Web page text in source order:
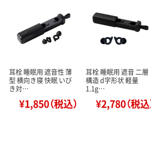
耳栓 睡眠用 遮音性 薄
型 横向き寝 快眠 いび
き対…
¥1,850（税込）
耳栓 睡眠用 遮音 二層
構造 d字形状 軽量
1.1g…
¥2,780（税込